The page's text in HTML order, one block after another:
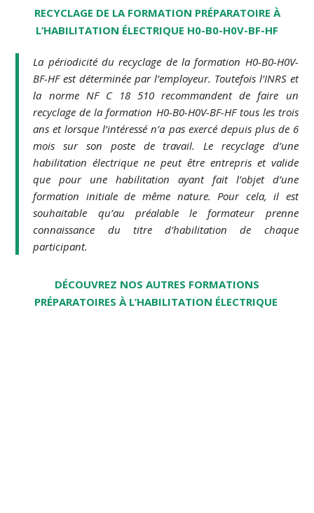
RECYCLAGE DE LA FORMATION PRÉPARATOIRE À
L’HABILITATION ÉLECTRIQUE H0-B0-H0V-BF-HF
La périodicité du recyclage de la formation H0-B0-H0V-
BF-HF est déterminée par l’employeur. Toutefois l’INRS et
la norme NF C 18 510 recommandent de faire un
recyclage de la formation H0-B0-H0V-BF-HF tous les trois
ans et lorsque l’intéressé n’a pas exercé depuis plus de 6
mois sur son poste de travail. Le recyclage d’une
habilitation électrique ne peut être entrepris et valide
que pour une habilitation ayant fait l’objet d’une
formation initiale de même nature. Pour cela, il est
souhaitable qu’au préalable le formateur prenne
connaissance du titre d’habilitation de chaque
participant.
DÉCOUVREZ NOS AUTRES FORMATIONS
PRÉPARATOIRES À L’HABILITATION ÉLECTRIQUE